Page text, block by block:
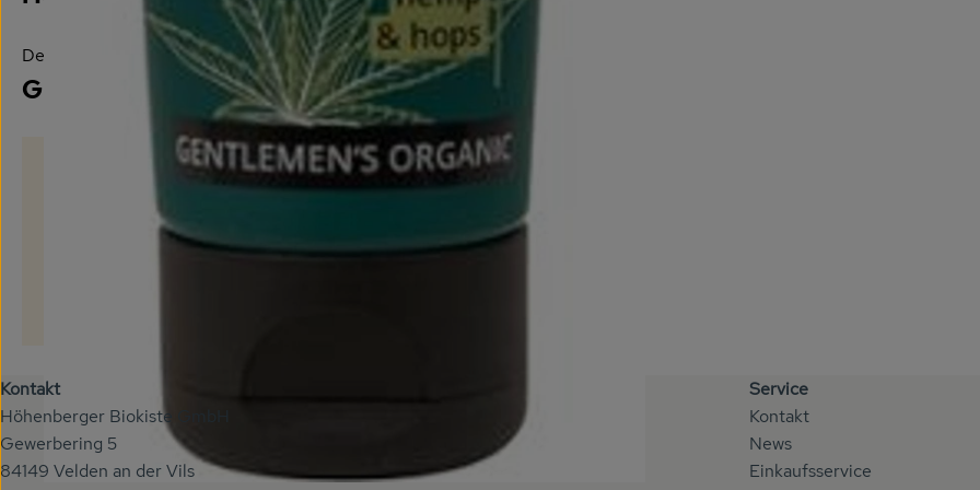
Deutschland
GRN
Kontakt
Höhenberger Biokiste GmbH
Gewerbering 5
84149 Velden an der Vils
Service
Kontakt
News
Einkaufsservice